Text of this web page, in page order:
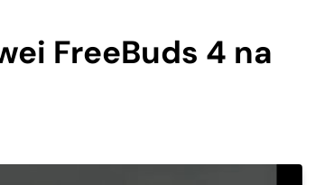
FreeBuds 4 na